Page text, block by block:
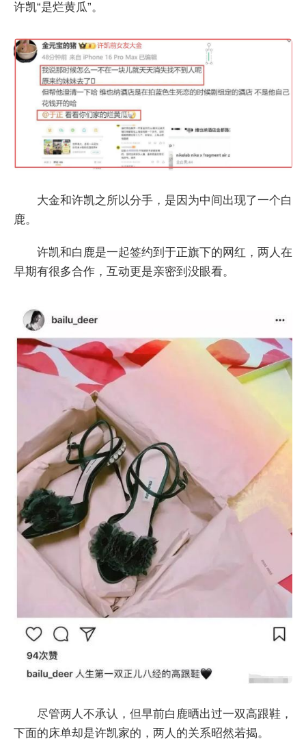
许凯“是烂黄瓜”。
大金和许凯之所以分手，是因为中间出现了一个白
鹿。
许凯和白鹿是一起签约到于正旗下的网红，两人在
早期有很多合作，互动更是亲密到没眼看。
尽管两人不承认，但早前白鹿晒出过一双高跟鞋，
下面的床单却是许凯家的，两人的关系昭然若揭。